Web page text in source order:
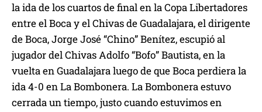
la ida de los cuartos de final en la Copa Libertadores
entre el Boca y el Chivas de Guadalajara, el dirigente
de Boca, Jorge José “Chino” Benítez, escupió al
jugador del Chivas Adolfo “Bofo” Bautista, en la
vuelta en Guadalajara luego de que Boca perdiera la
ida 4-0 en La Bombonera. La Bombonera estuvo
cerrada un tiempo, justo cuando estuvimos en